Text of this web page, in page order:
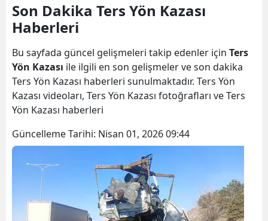
Son Dakika Ters Yön Kazası
Haberleri
Bu sayfada güncel gelişmeleri takip edenler için Ters
Yön Kazası ile ilgili en son gelişmeler ve son dakika
Ters Yön Kazası haberleri sunulmaktadır. Ters Yön
Kazası videoları, Ters Yön Kazası fotoğrafları ve Ters
Yön Kazası haberleri
Güncelleme Tarihi: Nisan 01, 2026 09:44